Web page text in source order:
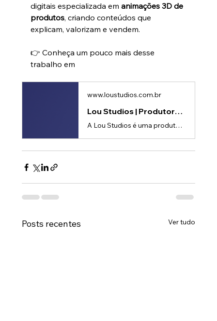
digitais especializada em animações 3D de
produtos, criando conteúdos que
explicam, valorizam e vendem.
👉 Conheça um pouco mais desse
trabalho em
www.loustudios.com.br
Lou Studios | Produtora de vídeos
A Lou Studios é uma produtora de vídeos, especializada em motion design, animação 2D e 3D. Temos o vídeo certo para suas redes sociais!
Posts recentes Ver tudo